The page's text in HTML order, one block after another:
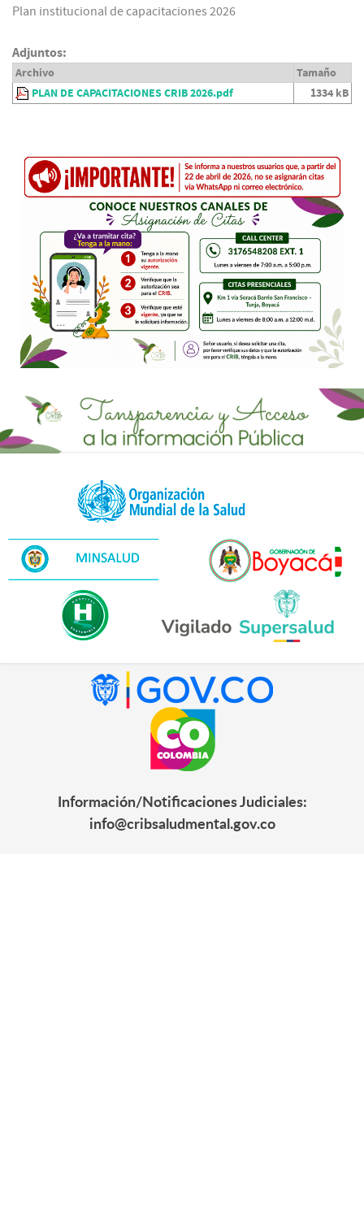
Plan institucional de capacitaciones 2026
Adjuntos:
Archivo
Tamaño
PLAN DE CAPACITACIONES CRIB 2026.pdf
1334 kB
Información/Notificaciones Judiciales:
info@cribsaludmental.gov.co